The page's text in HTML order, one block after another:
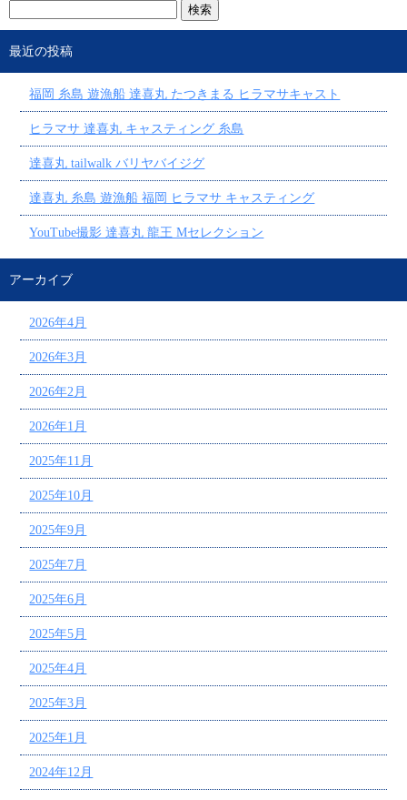
最近の投稿
福岡 糸島 遊漁船 達喜丸 たつきまる ヒラマサキャスト
ヒラマサ 達喜丸 キャスティング 糸島
達喜丸 tailwalk バリヤバイジグ
達喜丸 糸島 遊漁船 福岡 ヒラマサ キャスティング
YouTube撮影 達喜丸 龍王 Mセレクション
アーカイブ
2026年4月
2026年3月
2026年2月
2026年1月
2025年11月
2025年10月
2025年9月
2025年7月
2025年6月
2025年5月
2025年4月
2025年3月
2025年1月
2024年12月